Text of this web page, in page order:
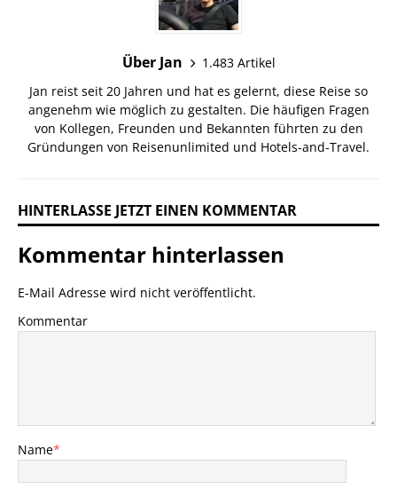
Über Jan
1.483 Artikel
Jan reist seit 20 Jahren und hat es gelernt, diese Reise so
angenehm wie möglich zu gestalten. Die häufigen Fragen
von Kollegen, Freunden und Bekannten führten zu den
Gründungen von Reisenunlimited und Hotels-and-Travel.
HINTERLASSE JETZT EINEN KOMMENTAR
Kommentar hinterlassen
E-Mail Adresse wird nicht veröffentlicht.
Kommentar
Name*